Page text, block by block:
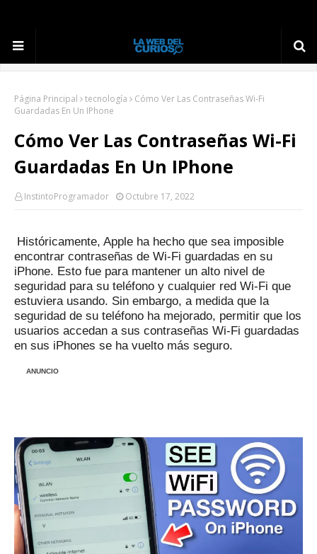
Página Principal tecnología
Cómo Ver Las Contraseñas Wi-Fi
Guardadas En Un IPhone
Cómo Ver Las Contraseñas Wi-Fi
Guardadas En Un IPhone
InstintoProgramador Octubre 17, 2022
Históricamente, Apple ha hecho que sea imposible
encontrar contraseñas de Wi-Fi guardadas en su
iPhone. Esto fue para mantener un alto nivel de
seguridad para su teléfono y cualquier red Wi-Fi que
estuviera usando. Sin embargo, a medida que la
seguridad de su teléfono ha mejorado, permitir que los
usuarios accedan a sus contraseñas Wi-Fi guardadas
en sus iPhones se ha vuelto más seguro.
ANUNCIO